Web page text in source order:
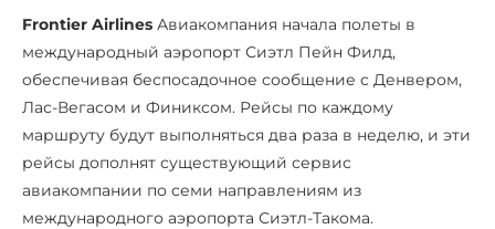
Frontier Airlines Авиакомпания начала полеты в
международный аэропорт Сиэтл Пейн Филд,
обеспечивая беспосадочное сообщение с Денвером,
Лас-Вегасом и Финиксом. Рейсы по каждому
маршруту будут выполняться два раза в неделю, и эти
рейсы дополнят существующий сервис
авиакомпании по семи направлениям из
международного аэропорта Сиэтл-Такома.